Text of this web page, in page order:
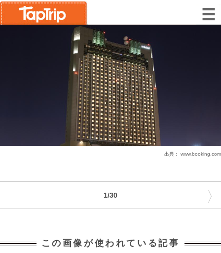
出典： www.booking.com
1/30 〉
この画像が使われている記事